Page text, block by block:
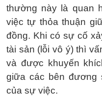
thường này là quan
việc tự thỏa thuận
đồng. Khi có sự cố
tài sản (lỗi vô ý) thì
và được khuyến
giữa các bên đương
của sự việc.